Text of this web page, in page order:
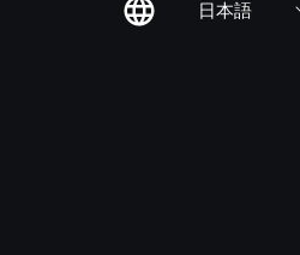
日本語